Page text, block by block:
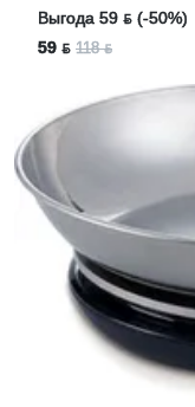
Выгода 59 ƃ (-50%)
59 ƃ 118 ƃ